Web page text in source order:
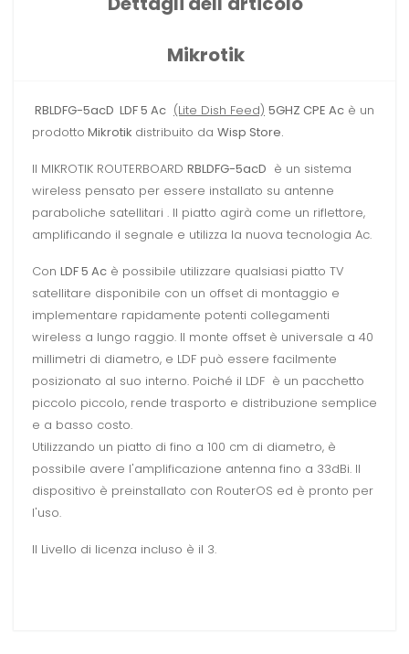
Mikrotik
RBLDFG-5acD LDF 5 Ac (Lite Dish Feed) 5GHZ CPE Ac è un
prodotto Mikrotik distribuito da Wisp Store.
Il MIKROTIK ROUTERBOARD RBLDFG-5acD è un sistema
wireless pensato per essere installato su antenne
paraboliche satellitari . Il piatto agirà come un riflettore,
amplificando il segnale e utilizza la nuova tecnologia Ac.
Con LDF 5 Ac è possibile utilizzare qualsiasi piatto TV
satellitare disponibile con un offset di montaggio e
implementare rapidamente potenti collegamenti
wireless a lungo raggio. Il monte offset è universale a 40
millimetri di diametro, e LDF può essere facilmente
posizionato al suo interno. Poiché il LDF è un pacchetto
piccolo piccolo, rende trasporto e distribuzione semplice
e a basso costo.
Utilizzando un piatto di fino a 100 cm di diametro, è
possibile avere l'amplificazione antenna fino a 33dBi. Il
dispositivo è preinstallato con RouterOS ed è pronto per
l'uso.
Il Livello di licenza incluso è il 3.